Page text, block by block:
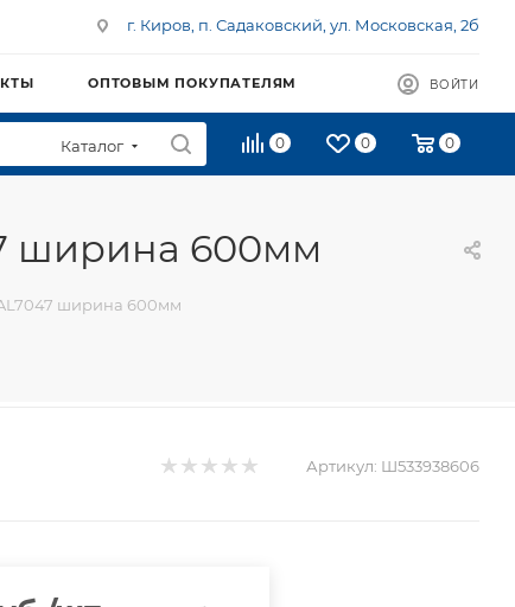
г. Киров, п. Садаковский, ул. Московская, 2б
ОПТОВЫМ ПОКУПАТЕЛЯМ ВОЙТИ
Каталог 0 0 0
ширина 600мм
ширина 600мм
Артикул: Ш533938606